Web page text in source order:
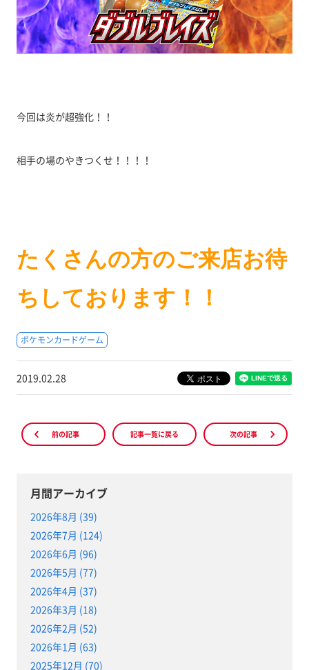
今回は炎が超強化！！
相手の場のやきつくせ！！！！
たくさんの方のご来店お待
ちしております！！
ポケモンカードゲーム
2019.02.28
前の記事 記事一覧に戻る 次の記事
月間アーカイブ
2026年8月 (39)
2026年7月 (124)
2026年6月 (96)
2026年5月 (77)
2026年4月 (37)
2026年3月 (18)
2026年2月 (52)
2026年1月 (63)
2025年12月 (70)